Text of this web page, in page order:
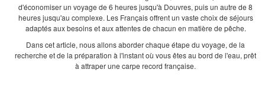
d'économiser un voyage de 6 heures jusqu'à Douvres, puis un autre de 8
heures jusqu'au complexe. Les Français offrent un vaste choix de séjours
adaptés aux besoins et aux attentes de chacun en matière de pêche.
Dans cet article, nous allons aborder chaque étape du voyage, de la
recherche et de la préparation à l'instant où vous êtes au bord de l'eau, prêt
à attraper une carpe record française.